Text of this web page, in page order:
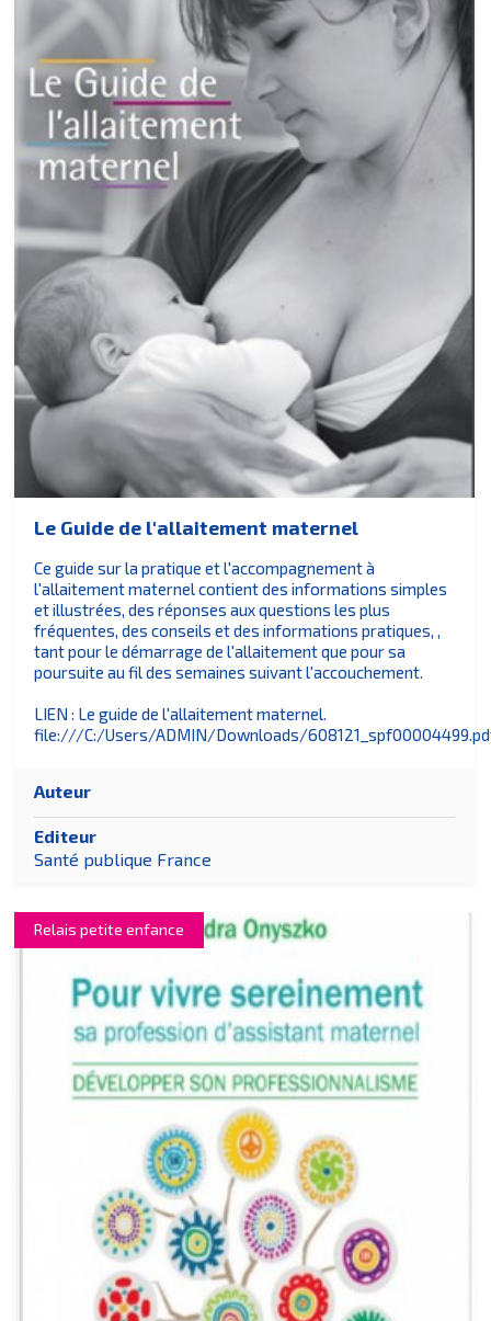
Le Guide de l'allaitement maternel
Ce guide sur la pratique et l'accompagnement à
l'allaitement maternel contient des informations simples
et illustrées, des réponses aux questions les plus
fréquentes, des conseils et des informations pratiques, ,
tant pour le démarrage de l'allaitement que pour sa
poursuite au fil des semaines suivant l'accouchement.
LIEN : Le guide de l'allaitement maternel.
file:///C:/Users/ADMIN/Downloads/
Auteur
Editeur
Santé publique France
Relais petite enfance